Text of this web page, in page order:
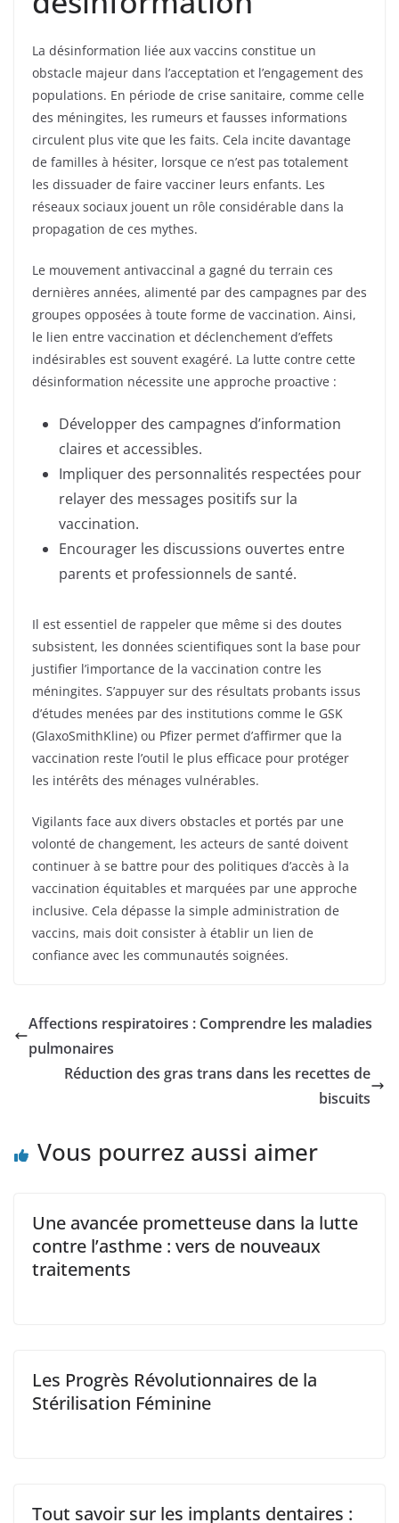
La désinformation liée aux vaccins constitue un
obstacle majeur dans l’acceptation et l’engagement des
populations. En période de crise sanitaire, comme celle
des méningites, les rumeurs et fausses informations
circulent plus vite que les faits. Cela incite davantage
de familles à hésiter, lorsque ce n’est pas totalement
les dissuader de faire vacciner leurs enfants. Les
réseaux sociaux jouent un rôle considérable dans la
propagation de ces mythes.
Le mouvement antivaccinal a gagné du terrain ces
dernières années, alimenté par des campagnes par des
groupes opposées à toute forme de vaccination. Ainsi,
le lien entre vaccination et déclenchement d’effets
indésirables est souvent exagéré. La lutte contre cette
désinformation nécessite une approche proactive :
Développer des campagnes d’information
claires et accessibles.
Impliquer des personnalités respectées pour
relayer des messages positifs sur la
vaccination.
Encourager les discussions ouvertes entre
parents et professionnels de santé.
Il est essentiel de rappeler que même si des doutes
subsistent, les données scientifiques sont la base pour
justifier l’importance de la vaccination contre les
méningites. S’appuyer sur des résultats probants issus
d’études menées par des institutions comme le GSK
(GlaxoSmithKline) ou Pfizer permet d’affirmer que la
vaccination reste l’outil le plus efficace pour protéger
les intérêts des ménages vulnérables.
Vigilants face aux divers obstacles et portés par une
volonté de changement, les acteurs de santé doivent
continuer à se battre pour des politiques d’accès à la
vaccination équitables et marquées par une approche
inclusive. Cela dépasse la simple administration de
vaccins, mais doit consister à établir un lien de
confiance avec les communautés soignées.
Affections respiratoires : Comprendre les maladies
pulmonaires
Réduction des gras trans dans les recettes de
biscuits
Vous pourrez aussi aimer
Une avancée prometteuse dans la lutte
contre l’asthme : vers de nouveaux
traitements
Les Progrès Révolutionnaires de la
Stérilisation Féminine
Tout savoir sur les implants dentaires :